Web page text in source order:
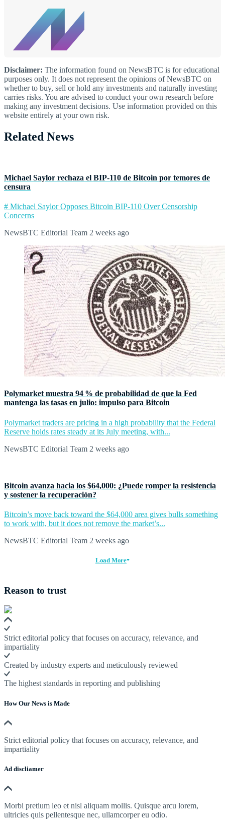
Disclaimer: The information found on NewsBTC is for educational
purposes only. It does not represent the opinions of NewsBTC on
whether to buy, sell or hold any investments and naturally investing
carries risks. You are advised to conduct your own research before
making any investment decisions. Use information provided on this
website entirely at your own risk.
Related News
Michael Saylor rechaza el BIP‑110 de Bitcoin por temores de
censura
# Michael Saylor Opposes Bitcoin BIP-110 Over Censorship
Concerns
NewsBTC Editorial Team 2 weeks ago
Polymarket muestra 94 % de probabilidad de que la Fed
mantenga las tasas en julio: impulso para Bitcoin
Polymarket traders are pricing in a high probability that the Federal
Reserve holds rates steady at its July meeting, with...
NewsBTC Editorial Team 2 weeks ago
Bitcoin avanza hacia los $64,000: ¿Puede romper la resistencia
y sostener la recuperación?
Bitcoin’s move back toward the $64,000 area gives bulls something
to work with, but it does not remove the market’s...
NewsBTC Editorial Team 2 weeks ago
Load More
Reason to trust
Strict editorial policy that focuses on accuracy, relevance, and
impartiality
Created by industry experts and meticulously reviewed
The highest standards in reporting and publishing
How Our News is Made
Strict editorial policy that focuses on accuracy, relevance, and
impartiality
Ad discliamer
Morbi pretium leo et nisl aliquam mollis. Quisque arcu lorem,
ultricies quis pellentesque nec, ullamcorper eu odio.